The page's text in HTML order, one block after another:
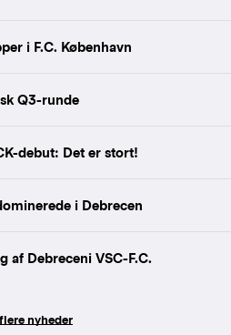
i F.C. København
Q3-runde
debut: Det er stort!
i Debrecen
af Debreceni VSC-F.C.
nyheder